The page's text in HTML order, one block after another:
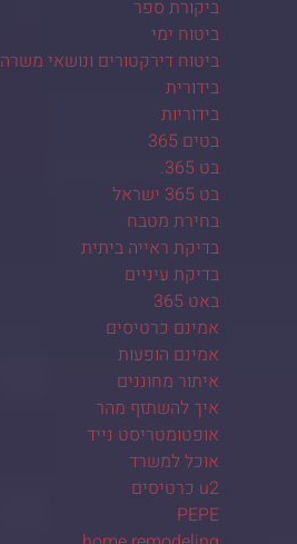
ביקורת ספר
ביטוח ימי
ביטוח דירקטורים ונושאי משרה
בידורית
בידוריות
בטים 365
בט 365.
בט 365 ישראל
בחירת מטבח
בדיקת ראייה ביתית
בדיקת עיניים
באט 365
אמינם כרטיסים
אמינם הופעות
איתור מחוננים
איך להשתזף מהר
אופטומטריסט נייד
אוכל למשרד
u2 כרטיסים
PEPE